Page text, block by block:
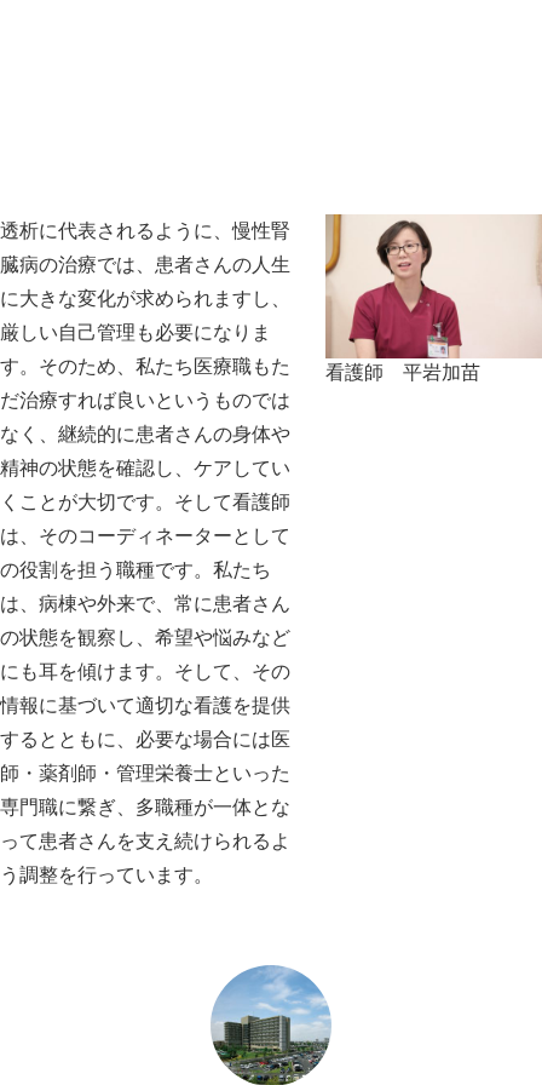
看護師 平岩加苗
透析に代表されるように、慢性腎
臓病の治療では、患者さんの人生
に大きな変化が求められますし、
厳しい自己管理も必要になりま
す。そのため、私たち医療職もた
だ治療すれば良いというものでは
なく、継続的に患者さんの身体や
精神の状態を確認し、ケアしてい
くことが大切です。そして看護師
は、そのコーディネーターとして
の役割を担う職種です。私たち
は、病棟や外来で、常に患者さん
の状態を観察し、希望や悩みなど
にも耳を傾けます。そして、その
情報に基づいて適切な看護を提供
するとともに、必要な場合には医
師・薬剤師・管理栄養士といった
専門職に繋ぎ、多職種が一体とな
って患者さんを支え続けられるよ
う調整を行っています。